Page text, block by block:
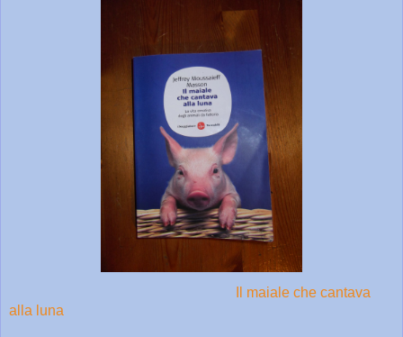
Il maiale che cantava
alla luna